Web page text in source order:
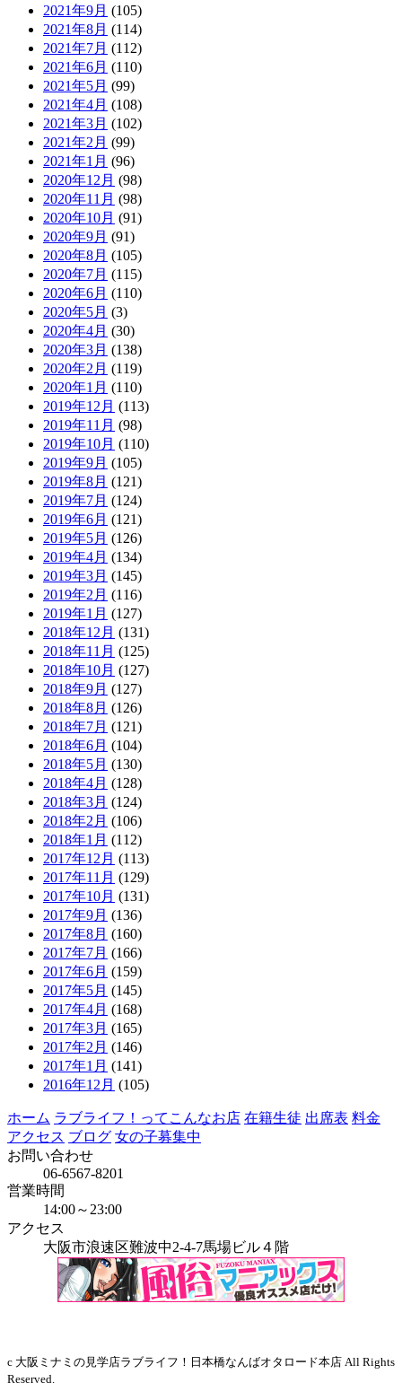
2021年9月 (105)
2021年8月 (114)
2021年7月 (112)
2021年6月 (110)
2021年5月 (99)
2021年4月 (108)
2021年3月 (102)
2021年2月 (99)
2021年1月 (96)
2020年12月 (98)
2020年11月 (98)
2020年10月 (91)
2020年9月 (91)
2020年8月 (105)
2020年7月 (115)
2020年6月 (110)
2020年5月 (3)
2020年4月 (30)
2020年3月 (138)
2020年2月 (119)
2020年1月 (110)
2019年12月 (113)
2019年11月 (98)
2019年10月 (110)
2019年9月 (105)
2019年8月 (121)
2019年7月 (124)
2019年6月 (121)
2019年5月 (126)
2019年4月 (134)
2019年3月 (145)
2019年2月 (116)
2019年1月 (127)
2018年12月 (131)
2018年11月 (125)
2018年10月 (127)
2018年9月 (127)
2018年8月 (126)
2018年7月 (121)
2018年6月 (104)
2018年5月 (130)
2018年4月 (128)
2018年3月 (124)
2018年2月 (106)
2018年1月 (112)
2017年12月 (113)
2017年11月 (129)
2017年10月 (131)
2017年9月 (136)
2017年8月 (160)
2017年7月 (166)
2017年6月 (159)
2017年5月 (145)
2017年4月 (168)
2017年3月 (165)
2017年2月 (146)
2017年1月 (141)
2016年12月 (105)
ホーム ラブライフ！ってこんなお店 在籍生徒 出席表 料金
アクセス ブログ 女の子募集中
お問い合わせ
06-6567-8201
営業時間
14:00～23:00
アクセス
大阪市浪速区難波中2-4-7馬場ビル４階
c 大阪ミナミの見学店ラブライフ！日本橋なんばオタロード本店 All Rights
Reserved.